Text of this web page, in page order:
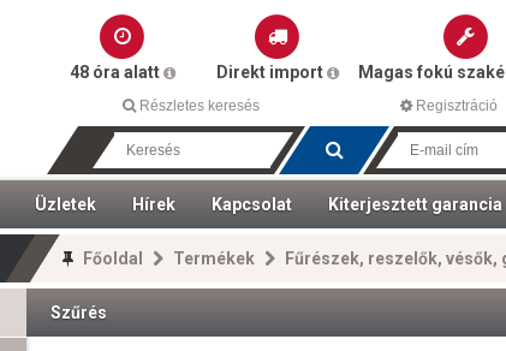
48 óra alatt Direkt import Magas fokú
Részletes keresés Regisztráció
Üzletek Hírek Kapcsolat Kiterjesztett garancia
Főoldal Termékek Fűrészek, reszelők,
Szűrés